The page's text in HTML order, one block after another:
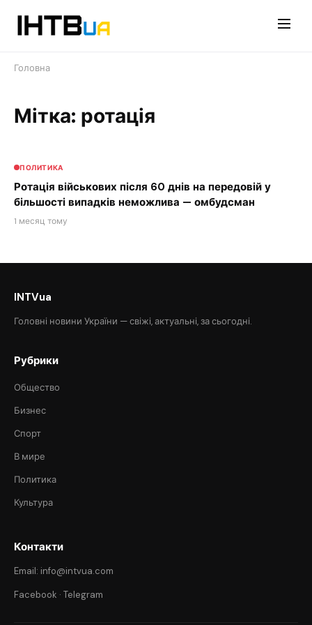
Головна
Мітка: ротація
ПОЛИТИКА
Ротація військових після 60 днів на передовій у
більшості випадків неможлива — омбудсман
1 месяц тому
INTVua
Головні новини України — свіжі, актуальні, за сьогодні.
Рубрики
Общество
Бизнес
Спорт
В мире
Политика
Культура
Контакти
Email: info@intvua.com
Facebook · Telegram